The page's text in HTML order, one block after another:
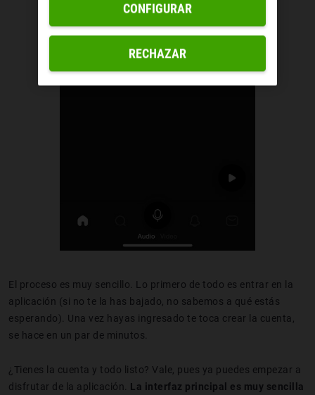
El proceso es muy sencillo. Lo primero de todo es entrar en la
aplicación (si no te la has bajado, no sabemos a qué estás
esperando). Una vez hayas ingresado te toca crear la cuenta,
se hace en un par de minutos.
¿Tienes la cuenta y todo listo? Vale, pues ya puedes empezar a
disfrutar de la aplicación. La interfaz principal es muy sencilla
RECHAZAR
CONFIGURAR